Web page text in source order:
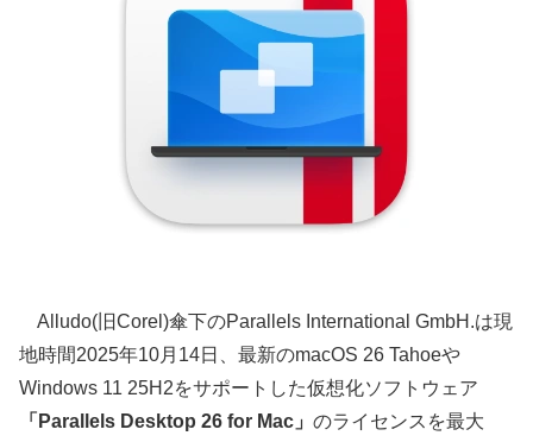
Alludo(旧Corel)傘下のParallels International GmbH.は現
地時間2025年10月14日、最新のmacOS 26 Tahoeや
Windows 11 25H2をサポートした仮想化ソフトウェア
「Parallels Desktop 26 for Mac」 のライセンスを最大